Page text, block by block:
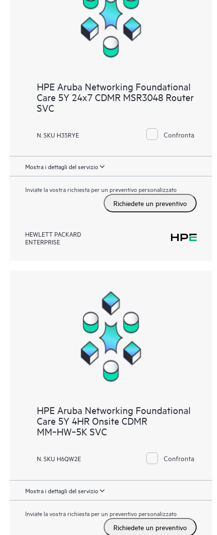
HPE Aruba Networking Foundational
Care 5Y 24x7 CDMR MSR3048 Router
SVC
N. SKU H35RYE Confronta
Mostra i dettagli del servizio
Inviate la vostra richiesta per un preventivo personalizzato
Richiedete un preventivo
HEWLETT PACKARD
ENTERPRISE
HPE Aruba Networking Foundational
Care 5Y 4HR Onsite CDMR
MM‑HW‑5K SVC
N. SKU H6QW2E Confronta
Mostra i dettagli del servizio
Inviate la vostra richiesta per un preventivo personalizzato
Richiedete un preventivo